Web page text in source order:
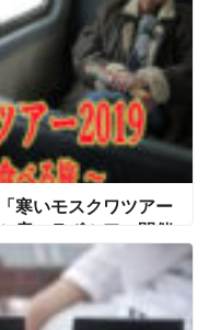
寒いモスクワツアー
庵コラボツアー開催